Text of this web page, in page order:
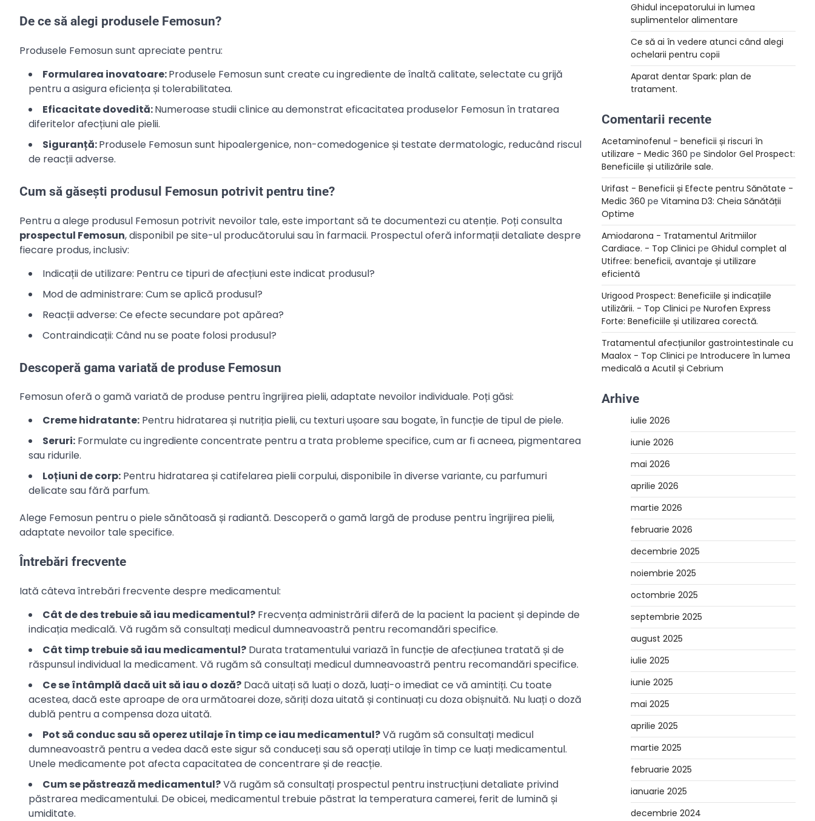
De ce să alegi produsele Femosun?
Produsele Femosun sunt apreciate pentru:
Formularea inovatoare:Produsele Femosun sunt create cu ingrediente de înaltă calitate, selectate cu grijă
pentru a asigura eficiența și tolerabilitatea.
Eficacitate dovedită:Numeroase studii clinice au demonstrat eficacitatea produselor Femosun în tratarea
diferitelor afecțiuni ale pielii.
Siguranță:Produsele Femosun sunt hipoalergenice, non-comedogenice și testate dermatologic, reducând riscul
de reacții adverse.
Cum să găsești produsul Femosun potrivit pentru tine?
Pentru a alege produsul Femosun potrivit nevoilor tale, este important să te documentezi cu atenție. Poți consulta
prospectul Femosun, disponibil pe site-ul producătorului sau în farmacii. Prospectul oferă informații detaliate despre
fiecare produs, inclusiv:
Indicații de utilizare: Pentru ce tipuri de afecțiuni este indicat produsul?
Mod de administrare: Cum se aplică produsul?
Reacții adverse: Ce efecte secundare pot apărea?
Contraindicații: Când nu se poate folosi produsul?
Descoperă gama variată de produse Femosun
Femosun oferă o gamă variată de produse pentru îngrijirea pielii, adaptate nevoilor individuale. Poți găsi:
Creme hidratante: Pentru hidratarea și nutriția pielii, cu texturi ușoare sau bogate, în funcție de tipul de piele.
Seruri: Formulate cu ingrediente concentrate pentru a trata probleme specifice, cum ar fi acneea, pigmentarea
sau ridurile.
Loțiuni de corp: Pentru hidratarea și catifelarea pielii corpului, disponibile în diverse variante, cu parfumuri
delicate sau fără parfum.
Alege Femosun pentru o piele sănătoasă și radiantă. Descoperă o gamă largă de produse pentru îngrijirea pielii,
adaptate nevoilor tale specifice.
Întrebări frecvente
Iată câteva întrebări frecvente despre medicamentul:
Cât de des trebuie să iau medicamentul? Frecvența administrării diferă de la pacient la pacient și depinde de
indicația medicală. Vă rugăm să consultați medicul dumneavoastră pentru recomandări specifice.
Cât timp trebuie să iau medicamentul? Durata tratamentului variază în funcție de afecțiunea tratată și de
răspunsul individual la medicament. Vă rugăm să consultați medicul dumneavoastră pentru recomandări specifice.
Ce se întâmplă dacă uit să iau o doză? Dacă uitați să luați o doză, luați-o imediat ce vă amintiți. Cu toate
acestea, dacă este aproape de ora următoarei doze, săriți doza uitată și continuați cu doza obișnuită. Nu luați o doză
dublă pentru a compensa doza uitată.
Pot să conduc sau să operez utilaje în timp ce iau medicamentul?Vă rugăm să consultați medicul
dumneavoastră pentru a vedea dacă este sigur să conduceți sau să operați utilaje în timp ce luați medicamentul.
Unele medicamente pot afecta capacitatea de concentrare și de reacție.
Cum se păstrează medicamentul?Vă rugăm să consultați prospectul pentru instrucțiuni detaliate privind
păstrarea medicamentului. De obicei, medicamentul trebuie păstrat la temperatura camerei, ferit de lumină și
umiditate.
Ghidul incepatorului in lumea
suplimentelor alimentare
Ce să ai în vedere atunci când alegi
ochelarii pentru copii
Aparat dentar Spark: plan de
tratament.
Comentarii recente
Acetaminofenul - beneficii și riscuri în
utilizare - Medic 360 pe Sindolor Gel Prospect:
Beneficiile și utilizările sale.
Urifast - Beneficii și Efecte pentru Sănătate -
Medic 360 pe Vitamina D3: Cheia Sănătății
Optime
Amiodarona - Tratamentul Aritmiilor
Cardiace. - Top Clinici pe Ghidul complet al
Utifree: beneficii, avantaje și utilizare
eficientă
Urigood Prospect: Beneficiile și indicațiile
utilizării. - Top Clinici pe Nurofen Express
Forte: Beneficiile și utilizarea corectă.
Tratamentul afecțiunilor gastrointestinale cu
Maalox - Top Clinici pe Introducere în lumea
medicală a Acutil și Cebrium
Arhive
iulie 2026
iunie 2026
mai 2026
aprilie 2026
martie 2026
februarie 2026
decembrie 2025
noiembrie 2025
octombrie 2025
septembrie 2025
august 2025
iulie 2025
iunie 2025
mai 2025
aprilie 2025
martie 2025
februarie 2025
ianuarie 2025
decembrie 2024